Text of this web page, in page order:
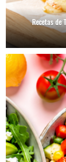
Recetas de